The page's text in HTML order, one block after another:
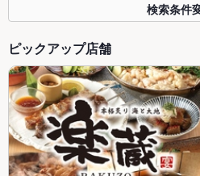
検索条件
ピックアップ店舗